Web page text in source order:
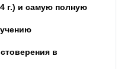
г.) и самую полную
в